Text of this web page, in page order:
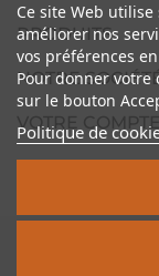
PRODUITS
NOTRE
VOTRE COMPTE
Ce site Web
améliorer nos
vos préférences
Pour donner votre
sur le bouton
Politique de